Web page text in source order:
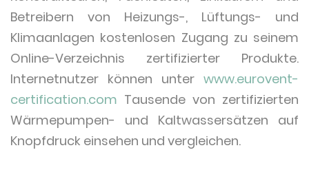
Betreibern von Heizungs-, Lüftungs- und
Klimaanlagen kostenlosen Zugang zu seinem
Online-Verzeichnis zertifizierter Produkte.
Internetnutzer können unter www.eurovent-
certification.com Tausende von zertifizierten
Wärmepumpen- und Kaltwassersätzen auf
Knopfdruck einsehen und vergleichen.